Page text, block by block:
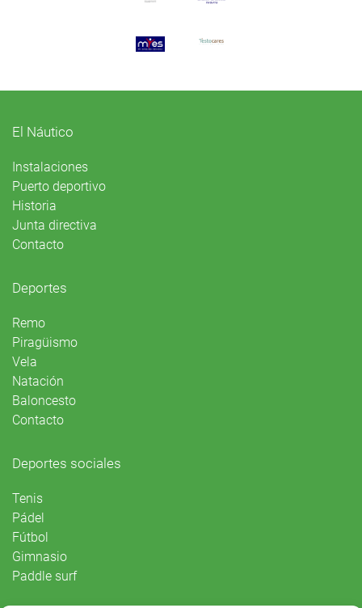
El Náutico
Instalaciones
Puerto deportivo
Historia
Junta directiva
Contacto
Deportes
Remo
Piragüismo
Vela
Natación
Baloncesto
Contacto
Deportes sociales
Tenis
Pádel
Fútbol
Gimnasio
Paddle surf